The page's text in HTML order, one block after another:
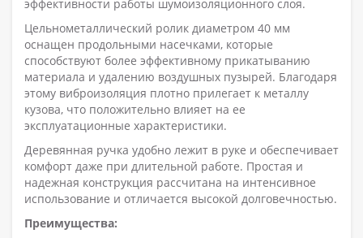
эффективности работы шумоизоляционного слоя.
Цельнометаллический ролик диаметром 40 мм
оснащен продольными насечками, которые
способствуют более эффективному прикатыванию
материала и удалению воздушных пузырей. Благодаря
этому виброизоляция плотно прилегает к металлу
кузова, что положительно влияет на ее
эксплуатационные характеристики.
Деревянная ручка удобно лежит в руке и обеспечивает
комфорт даже при длительной работе. Простая и
надежная конструкция рассчитана на интенсивное
использование и отличается высокой долговечностью.
Преимущества: